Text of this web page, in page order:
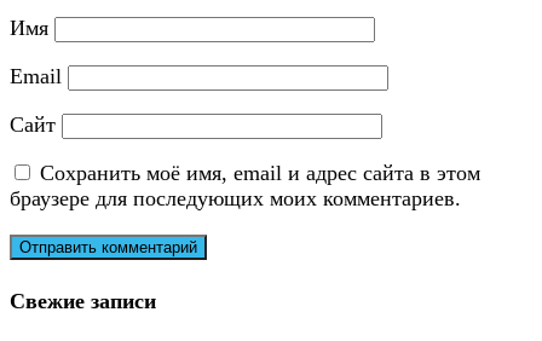
Имя
Email
Сайт
Сохранить моё имя, email и адрес сайта в этом
браузере для последующих моих комментариев.
Свежие записи